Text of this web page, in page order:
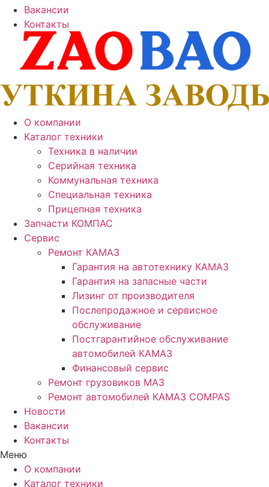
Вакансии
Контакты
О компании
Каталог техники
Техника в наличии
Серийная техника
Коммунальная техника
Специальная техника
Прицепная техника
Запчасти КОМПАС
Сервис
Ремонт КАМАЗ
Гарантия на автотехнику КАМАЗ
Гарантия на запасные части
Лизинг от производителя
Послепродажное и сервисное
обслуживание
Постгарантийное обслуживание
автомобилей КАМАЗ
Финансовый сервис
Ремонт грузовиков МАЗ
Ремонт автомобилей КАМАЗ COMPAS
Новости
Вакансии
Контакты
Меню
О компании
Каталог техники